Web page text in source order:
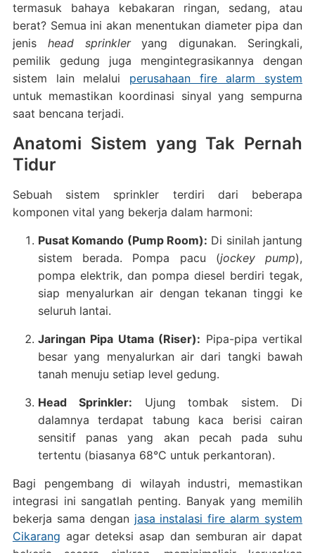
termasuk bahaya kebakaran ringan, sedang, atau
berat? Semua ini akan menentukan diameter pipa dan
jenis head sprinkleryang digunakan. Seringkali,
pemilik gedung juga mengintegrasikannya dengan
sistem lain melalui perusahaan fire alarm system
untuk memastikan koordinasi sinyal yang sempurna
saat bencana terjadi.
Anatomi Sistem yang Tak Pernah
Tidur
Sebuah sistem sprinkler terdiri dari beberapa
komponen vital yang bekerja dalam harmoni:
Pusat Komando (Pump Room): Di sinilah jantung
sistem berada. Pompa pacu (jockey pump),
pompa elektrik, dan pompa diesel berdiri tegak,
siap menyalurkan air dengan tekanan tinggi ke
seluruh lantai.
Jaringan Pipa Utama (Riser): Pipa-pipa vertikal
besar yang menyalurkan air dari tangki bawah
tanah menuju setiap level gedung.
Head Sprinkler: Ujung tombak sistem. Di
dalamnya terdapat tabung kaca berisi cairan
sensitif panas yang akan pecah pada suhu
tertentu (biasanya 68°C untuk perkantoran).
Bagi pengembang di wilayah industri, memastikan
integrasi ini sangatlah penting. Banyak yang memilih
bekerja sama dengan jasa instalasi fire alarm system
Cikarang agar deteksi asap dan semburan air dapat